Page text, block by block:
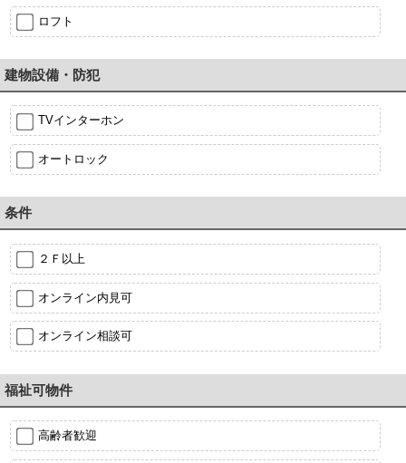
ロフト
建物設備・防犯
TVインターホン
オートロック
条件
２Ｆ以上
オンライン内見可
オンライン相談可
福祉可物件
高齢者歓迎